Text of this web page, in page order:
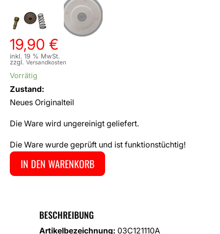
19,90 €
inkl. 19 % MwSt.
zzgl. Versandkosten
Vorrätig
Zustand:
Neues Originalteil
Die Ware wird ungereinigt geliefert.
Die Ware wurde geprüft und ist funktionstüchtig!
IN DEN WARENKORB
BESCHREIBUNG
Artikelbezeichnung: 03C121110A